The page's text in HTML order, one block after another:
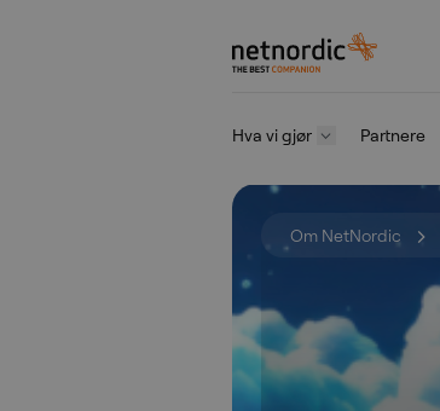
Gå til innhold
NetNordic Norway
Hva vi gjør Partnere
Om NetNordic